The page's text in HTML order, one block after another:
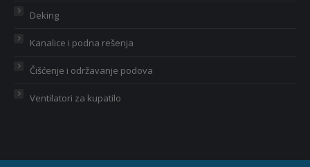
Deking
Kanalice i podna rešenja
Čišćenje i održavanje podova
Ventilatori za kupatilo